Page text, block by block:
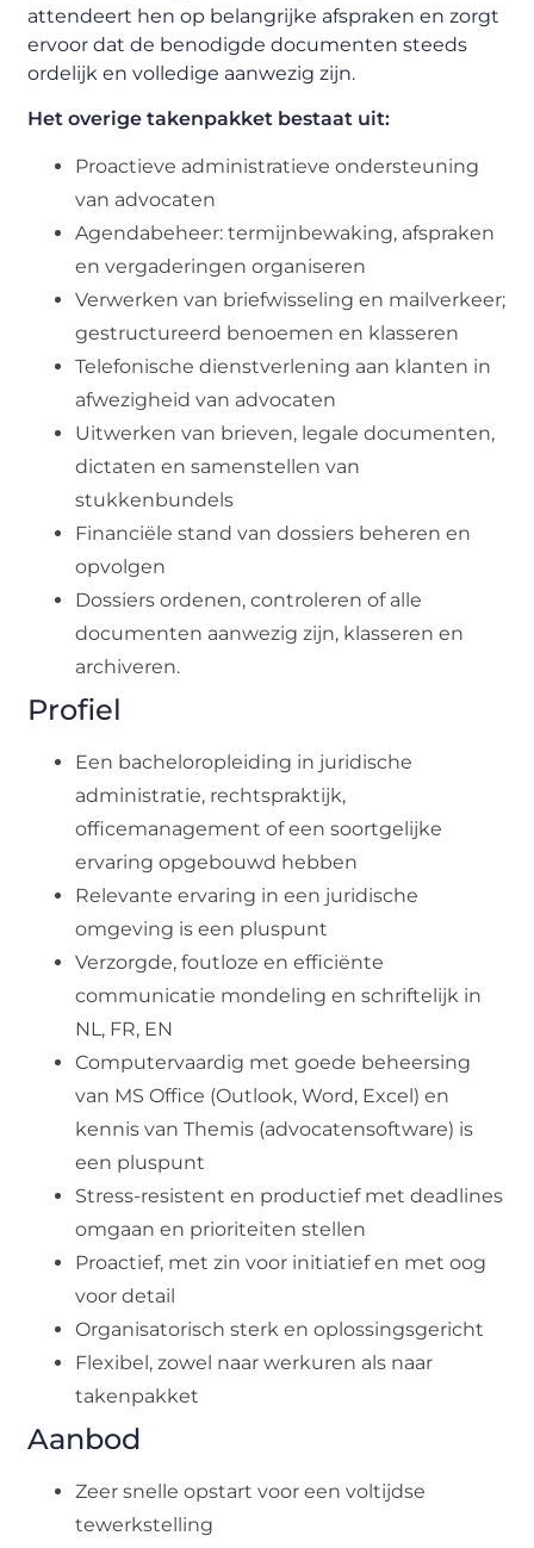
attendeert hen op belangrijke afspraken en zorgt
ervoor dat de benodigde documenten steeds
ordelijk en volledige aanwezig zijn.
Het overige takenpakket bestaat uit:
Proactieve administratieve ondersteuning
van advocaten
Agendabeheer: termijnbewaking, afspraken
en vergaderingen organiseren
Verwerken van briefwisseling en mailverkeer;
gestructureerd benoemen en klasseren
Telefonische dienstverlening aan klanten in
afwezigheid van advocaten
Uitwerken van brieven, legale documenten,
dictaten en samenstellen van
stukkenbundels
Financiële stand van dossiers beheren en
opvolgen
Dossiers ordenen, controleren of alle
documenten aanwezig zijn, klasseren en
archiveren.
Profiel
Een bacheloropleiding in juridische
administratie, rechtspraktijk,
officemanagement of een soortgelijke
ervaring opgebouwd hebben
Relevante ervaring in een juridische
omgeving is een pluspunt
Verzorgde, foutloze en efficiënte
communicatie mondeling en schriftelijk in
NL, FR, EN
Computervaardig met goede beheersing
van MS Office (Outlook, Word, Excel) en
kennis van Themis (advocatensoftware) is
een pluspunt
Stress-resistent en productief met deadlines
omgaan en prioriteiten stellen
Proactief, met zin voor initiatief en met oog
voor detail
Organisatorisch sterk en oplossingsgericht
Flexibel, zowel naar werkuren als naar
takenpakket
Aanbod
Zeer snelle opstart voor een voltijdse
tewerkstelling